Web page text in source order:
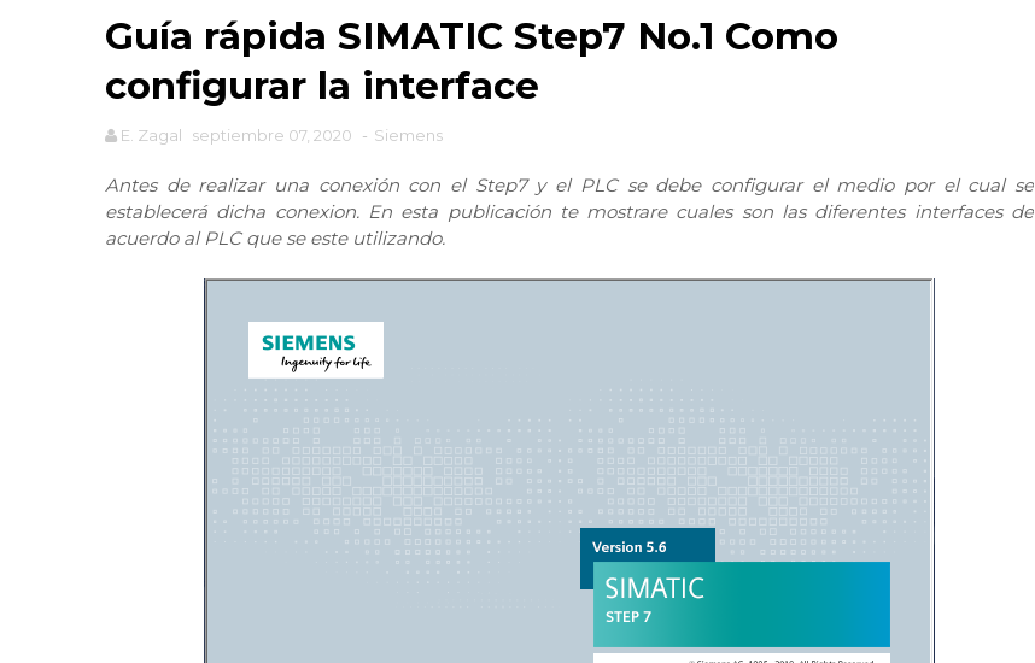
Guía rápida SIMATIC Step7 No.1 Como
configurar la interface
E. Zagal septiembre 07, 2020 - Siemens
Antes de realizar una conexión con el Step7 y el PLC se debe configurar el medio por el cual se
establecerá dicha conexion. En esta publicación te mostrare cuales son las diferentes interfaces de
acuerdo al PLC que se este utilizando.